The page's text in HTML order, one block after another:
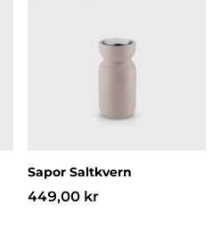
Sapor Saltkvern
449,00 kr